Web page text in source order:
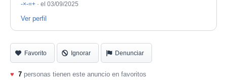
-×-=+ · el 03/09/2025
Ver perfil
Favorito Ignorar Denunciar
♥ 7 personas tienen este anuncio en favoritos